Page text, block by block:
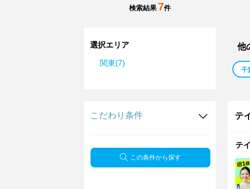
検索結果 7件
選択エリア
関東(7)
こだわり条件
この条件から探す
他
千
テ
テ